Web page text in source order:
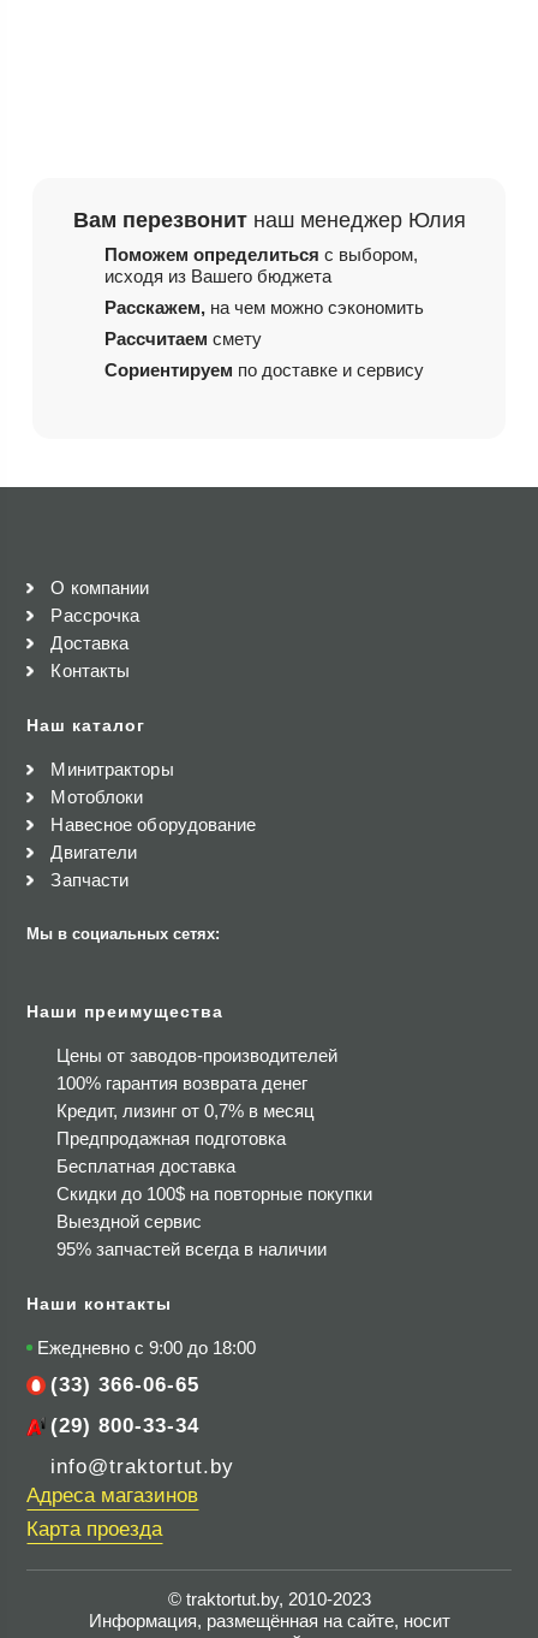
Вам перезвонит наш менеджер Юлия
Поможем определитьсяс выбором,
исходя из Вашего бюджета
Расскажем, на чем можно сэкономить
Рассчитаемсмету
Сориентируем по доставке и сервису
О компании
Рассрочка
Доставка
Контакты
Наш каталог
Минитракторы
Мотоблоки
Навесное оборудование
Двигатели
Запчасти
Мы в социальных сетях:
Наши преимущества
Цены от заводов-производителей
100% гарантия возврата денег
Кредит, лизинг от 0,7% в месяц
Предпродажная подготовка
Бесплатная доставка
Скидки до 100$ на повторные покупки
Выездной сервис
95% запчастей всегда в наличии
Наши контакты
Ежедневно с 9:00 до 18:00
(33) 366-06-65
(29) 800-33-34
info@traktortut.by
Адреса магазинов
Карта проезда
© traktortut.by, 2010-2023
Информация, размещённая на сайте, носит